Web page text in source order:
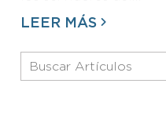
LEER MÁS